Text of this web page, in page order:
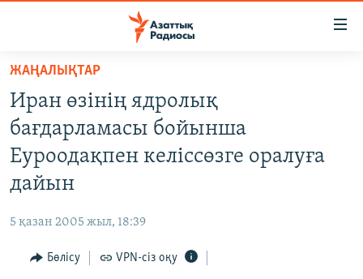
Skip
main
content
Skip
to
main
Skip
Search
САЯСАТ
AZATTYQTV
ҚАҢТАР ОҚИҒАСЫ
ӘЛЕУМЕТ
ӘЛЕМ
ЖАҢАЛЫҚТАР
Иран өзінің ядролық
бағдарламасы бойынша
Еуроодақпен келіссөзге оралуға
дайын
5 қазан 2005 жыл, 18:39
Бөлісу VPN-сіз оқу